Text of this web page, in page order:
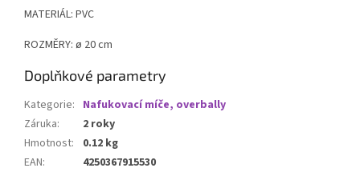
MATERIÁL: PVC
ROZMĚRY: ø 20 cm
Doplňkové parametry
Kategorie: Nafukovací míče, overbally
Záruka:
2 roky
Hmotnost:
0.12 kg
EAN:
4250367915530